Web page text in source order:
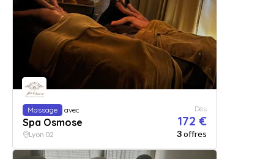
Massage avec
Spa Osmose
Dès
172 €
Lyon 02 3offres